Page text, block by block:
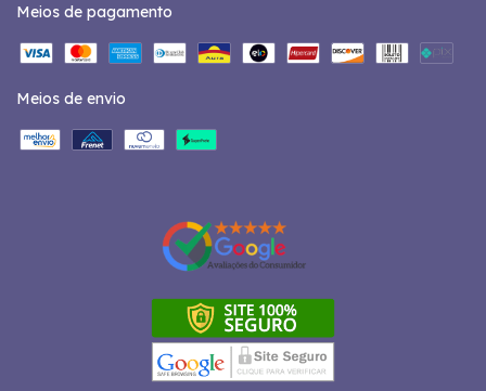
Meios de pagamento
Meios de envio